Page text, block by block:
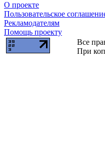
О проекте
Пользовательское
Рекламодателям
Помощь проекту
Все
При